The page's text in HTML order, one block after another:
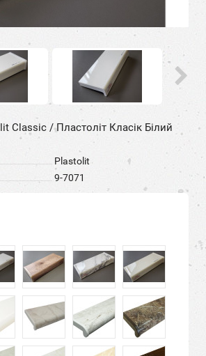
Classic / Пластоліт Класік Білий
Plastolit
9-7071